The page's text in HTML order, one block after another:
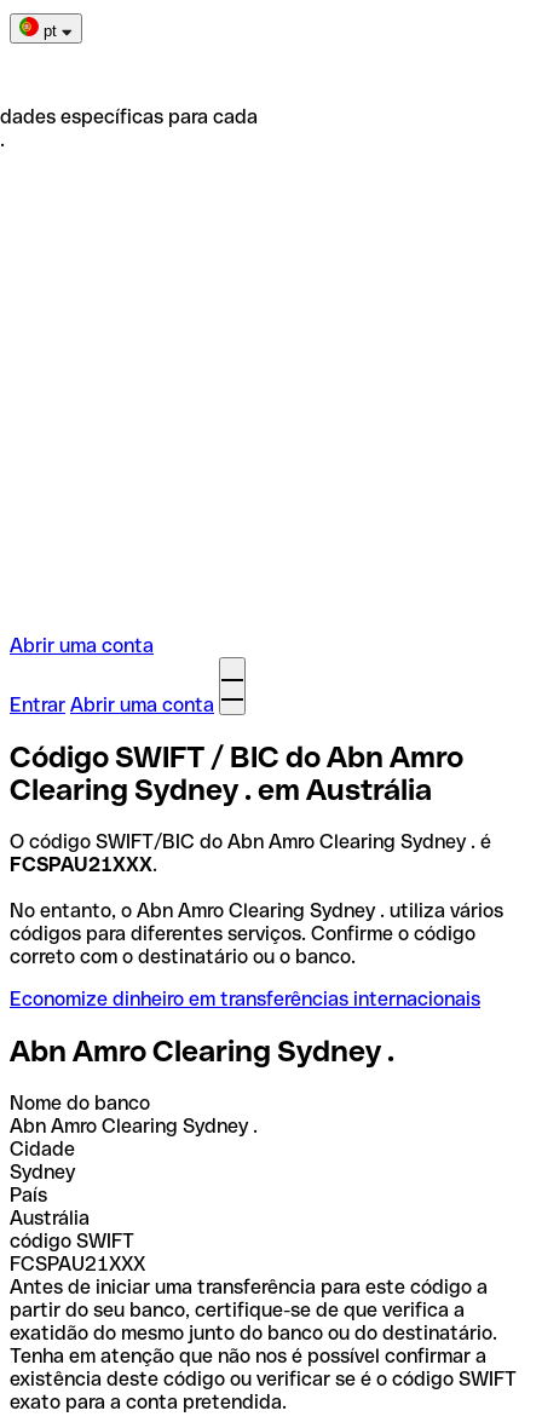
pt
específicas para cada
Abrir uma conta
Entrar Abrir uma conta
Código SWIFT / BIC do Abn Amro
Clearing Sydney . em Austrália
O código SWIFT/BIC do Abn Amro Clearing Sydney . é
FCSPAU21XXX.
No entanto, o Abn Amro Clearing Sydney . utiliza vários
códigos para diferentes serviços. Confirme o código
correto com o destinatário ou o banco.
Economize dinheiro em transferências internacionais
Abn Amro Clearing Sydney .
Nome do banco
Abn Amro Clearing Sydney .
Cidade
Sydney
País
Austrália
código SWIFT
FCSPAU21XXX
Antes de iniciar uma transferência para este código a
partir do seu banco, certifique-se de que verifica a
exatidão do mesmo junto do banco ou do destinatário.
Tenha em atenção que não nos é possível confirmar a
existência deste código ou verificar se é o código SWIFT
exato para a conta pretendida.